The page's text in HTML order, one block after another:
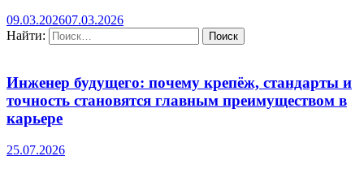
09.03.202607.03.2026
Найти:
Инженер будущего: почему крепёж, стандарты и
точность становятся главным преимуществом в
карьере
25.07.2026